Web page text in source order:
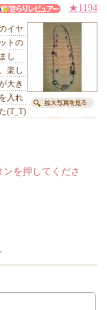
★1194
イヤ
トの
し
楽し
大き
入れ
(T_T)
を押してくださ